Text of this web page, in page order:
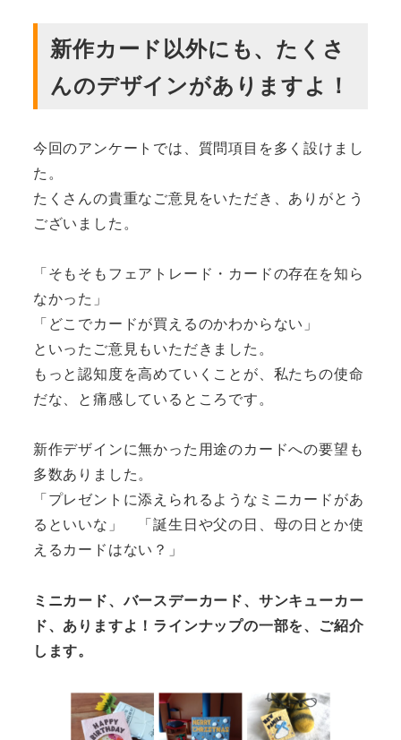
新作カード以外にも、たくさ
んのデザインがありますよ！
今回のアンケートでは、質問項目を多く設けまし
た。
たくさんの貴重なご意見をいただき、ありがとう
ございました。
「そもそもフェアトレード・カードの存在を知ら
なかった」
「どこでカードが買えるのかわからない」
といったご意見もいただきました。
もっと認知度を高めていくことが、私たちの使命
だな、と痛感しているところです。
新作デザインに無かった用途のカードへの要望も
多数ありました。
「プレゼントに添えられるようなミニカードがあ
るといいな」 「誕生日や父の日、母の日とか使
えるカードはない？」
ミニカード、バースデーカード、サンキューカー
ド、ありますよ！ラインナップの一部を、ご紹介
します。